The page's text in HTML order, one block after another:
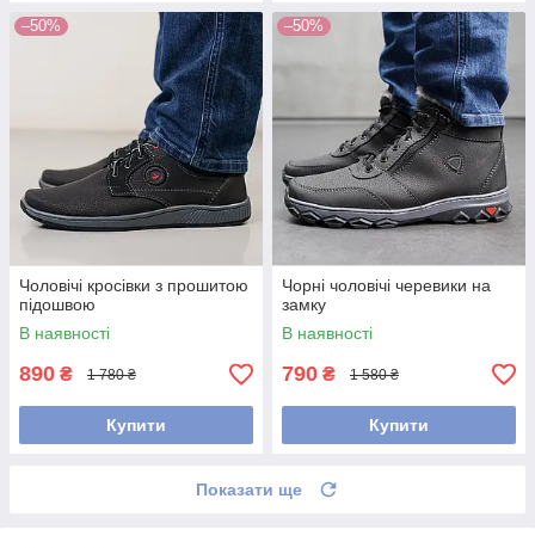
–50%
Чоловічі кросівки з прошитою
підошвою
В наявності
890 ₴ 1 780 ₴
Купити
–50%
Чорні чоловічі черевики на
замку
В наявності
790 ₴ 1 580 ₴
Купити
Показати ще